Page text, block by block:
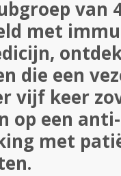
van
met
die een
vijf keer
op een
met